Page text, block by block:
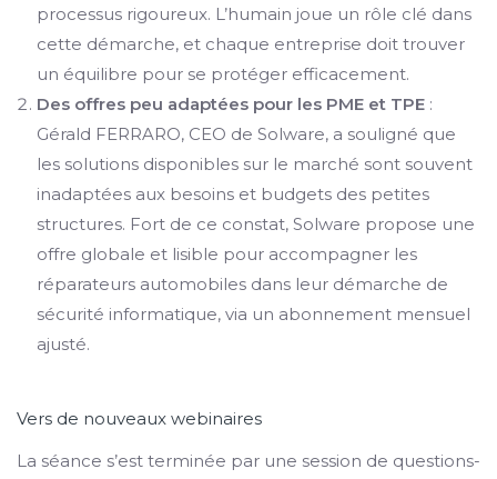
processus rigoureux. L’humain joue un rôle clé dans
cette démarche, et chaque entreprise doit trouver
un équilibre pour se protéger efficacement.
Des offres peu adaptées pour les PME et TPE :
Gérald FERRARO, CEO de Solware, a souligné que
les solutions disponibles sur le marché sont souvent
inadaptées aux besoins et budgets des petites
structures. Fort de ce constat, Solware propose une
offre globale et lisible pour accompagner les
réparateurs automobiles dans leur démarche de
sécurité informatique, via un abonnement mensuel
ajusté.
Vers de nouveaux webinaires
La séance s’est terminée par une session de questions-